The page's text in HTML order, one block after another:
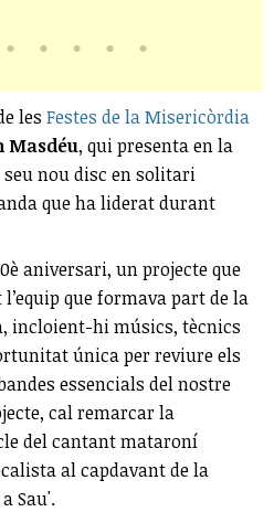
les Festes de la Misericòrdia
Masdéu, qui presenta en la
seu nou disc en solitari
que ha liderat durant
aniversari, un projecte que
que formava part de la
incloient-hi músics, tècnics
única per reviure els
essencials del nostre
cal remarcar la
del cantant mataroní
al capdavant de la
Sau'.